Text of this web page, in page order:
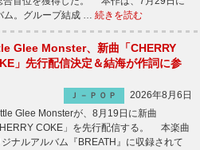
ム。グループ結成 … 続きを読む
Glee Monster、新曲「CHERRY
」先行配信決定＆結海が作詞に参
Ｊ－ＰＯＰ
2026年8月6日
Glee Monsterが、8月19日に新曲
COKE」を先行配信する。 本楽曲
ナルアルバム『BREATH』に収録されて